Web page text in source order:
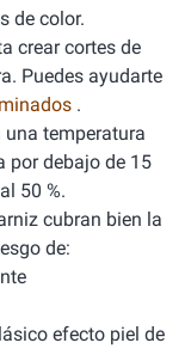
de color.
crear cortes de
Puedes ayudarte
.
temperatura
por debajo de 15
50 %.
cubran bien la
de:
efecto piel de